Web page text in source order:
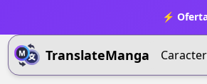
⚡
TranslateManga